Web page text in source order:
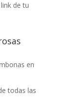
de tu
en
todas las